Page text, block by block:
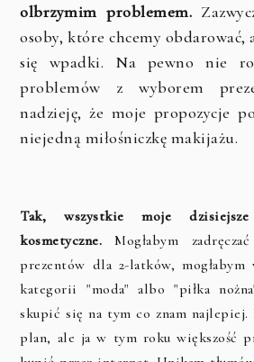
olbrzymim problemem.
osoby, które chcemy obdarować,
się wpadki. Na pewno nie
problemów z wyborem
nadzieję, że moje propozycje
niejedną miłośniczkę makijażu.
Tak, wszystkie moje
kosmetyczne. Mogłabym
prezentów dla 2-latków, mogłabym
kategorii "moda" albo "piłka
skupić się na tym co znam
plan, ale ja w tym roku większość